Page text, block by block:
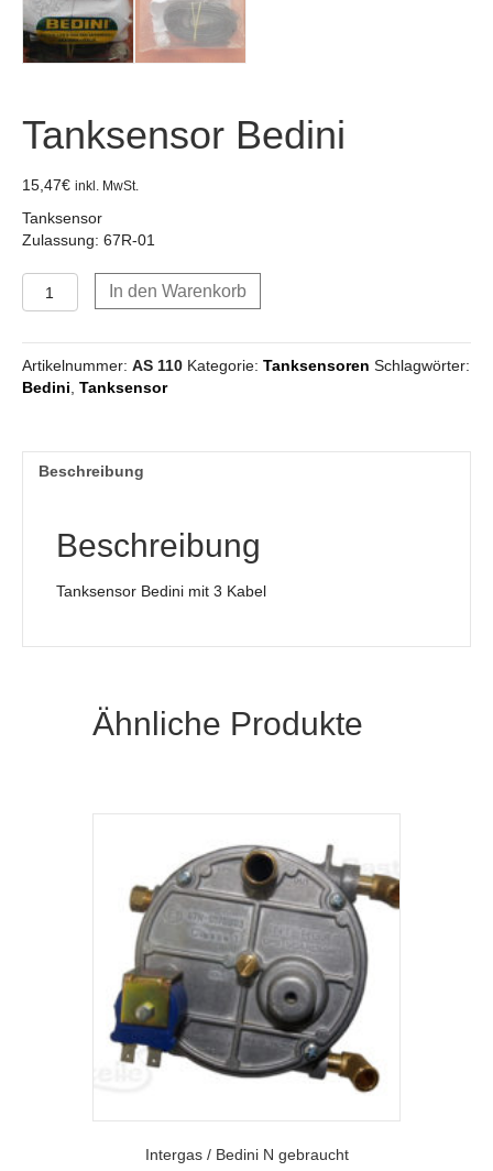
Tanksensor Bedini
15,47€ inkl. MwSt.
Tanksensor
Zulassung: 67R-01
Tanksensor
Bedini
In den Warenkorb
Artikelnummer: AS 110 Kategorie: Tanksensoren Schlagwörter:
Bedini, Tanksensor
Beschreibung
Beschreibung
Tanksensor Bedini mit 3 Kabel
Ähnliche Produkte
Intergas / Bedini N gebraucht